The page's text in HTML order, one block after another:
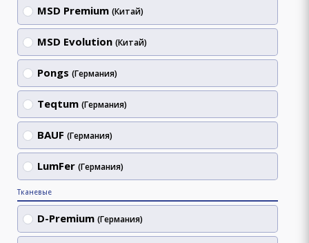
MSD Premium (Китай)
MSD Evolution (Китай)
Pongs (Германия)
Teqtum (Германия)
BAUF (Германия)
LumFer (Германия)
Тканевые
D-Premium (Германия)